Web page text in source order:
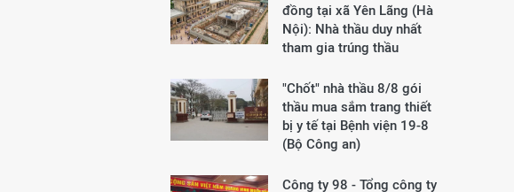
đồng tại xã Yên Lãng (Hà
Nội): Nhà thầu duy nhất
tham gia trúng thầu
"Chốt" nhà thầu 8/8 gói
thầu mua sắm trang thiết
bị y tế tại Bệnh viện 19-8
(Bộ Công an)
Công ty 98 - Tổng công ty